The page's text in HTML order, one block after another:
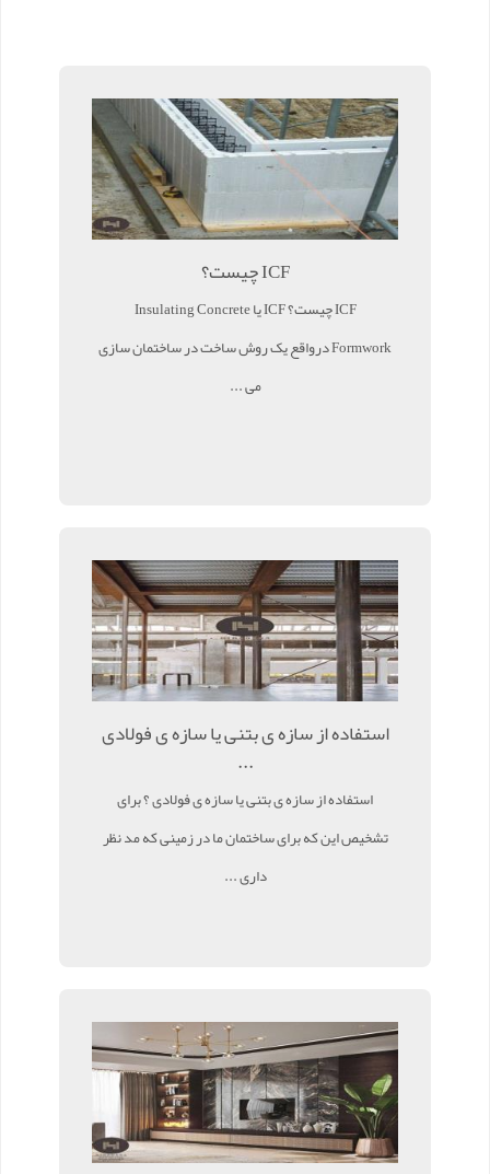
ICF چیست؟
ICF چیست؟ ICF یا Insulating Concrete
Formwork درواقع یک روش ساخت در ساختمان سازی
می ...
استفاده از سازه ی بتنی یا سازه ی فولادی
...
استفاده از سازه ی بتنی یا سازه ی فولادی ؟ برای
تشخیص این که برای ساختمان ما در زمینی که مد نظر
داری ...